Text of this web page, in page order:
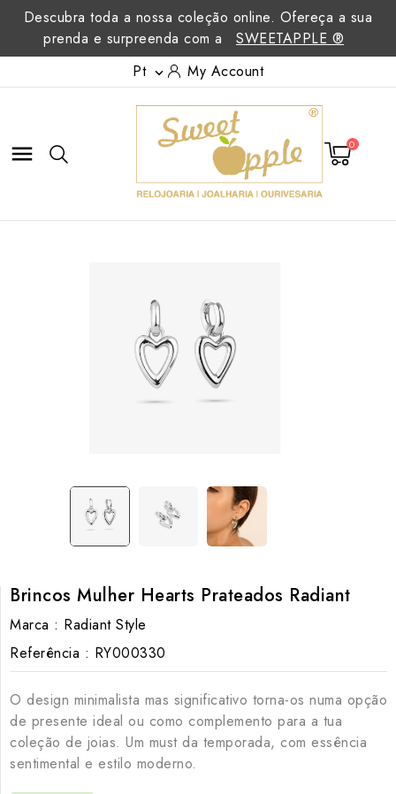
Descubra toda a nossa coleção online. Ofereça a sua
prenda e surpreenda com a
SWEETAPPLE ®
Pt  My Account
 0
Brincos Mulher Hearts Prateados Radiant
Marca : Radiant Style
Referência : RY000330
O design minimalista mas significativo torna-os numa opção
de presente ideal ou como complemento para a tua
coleção de joias. Um must da temporada, com essência
sentimental e estilo moderno.